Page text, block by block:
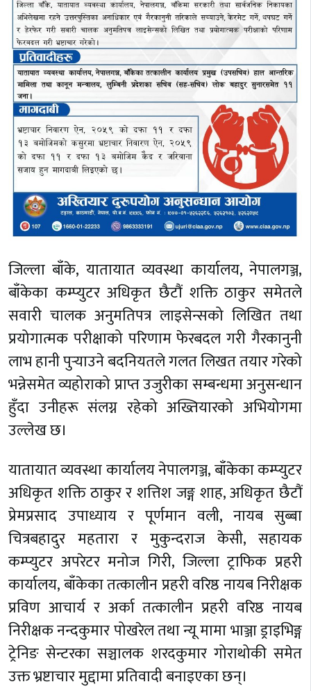
जिल्ला बाँके, यातायात व्यवस्था कार्यालय, नेपालगञ्ज,
बाँकेका कम्प्युटर अधिकृत छैटौं शक्ति ठाकुर समेतले
सवारी चालक अनुमतिपत्र लाइसेन्सको लिखित तथा
प्रयोगात्मक परीक्षाको परिणाम फेरबदल गरी गैरकानुनी
लाभ हानी पुर्‍याउने बदनियतले गलत लिखत तयार गरेको
भन्नेसमेत व्यहोराको प्राप्त उजुरीका सम्बन्धमा अनुसन्धान
हुँदा उनीहरू संलग्न रहेको अख्तियारको अभियोगमा
उल्लेख छ।
यातायात व्यवस्था कार्यालय नेपालगञ्ज, बाँकेका कम्प्युटर
अधिकृत शक्ति ठाकुर र शत्तिश जङ्ग शाह, अधिकृत छैटौं
प्रेमप्रसाद उपाध्याय र पूर्णमान वली, नायब सुब्बा
चित्रबहादुर महतारा र मुकुन्दराज केसी, सहायक
कम्प्युटर अपरेटर मनोज गिरी, जिल्ला ट्राफिक प्रहरी
कार्यालय, बाँकेका तत्कालीन प्रहरी वरिष्ठ नायब निरीक्षक
प्रविण आचार्य र अर्का तत्कालीन प्रहरी वरिष्ठ नायब
निरीक्षक नन्दकुमार पोखरेल तथा न्यू मामा भाञ्जा ड्राइभिङ्ग
ट्रेनिङ सेन्टरका सञ्चालक शरदकुमार गोराथोकी समेत
उक्त भ्रष्टाचार मुद्दामा प्रतिवादी बनाइएका छन्।